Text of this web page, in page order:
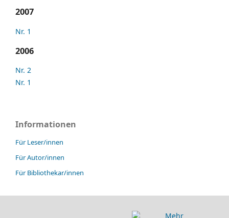
2007
Nr. 1
2006
Nr. 2
Nr. 1
Informationen
Für Leser/innen
Für Autor/innen
Für Bibliothekar/innen